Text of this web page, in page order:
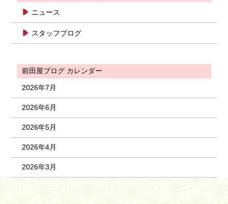
ニュース
スタッフブログ
前田屋ブログ カレンダー
2026年7月
2026年6月
2026年5月
2026年4月
2026年3月